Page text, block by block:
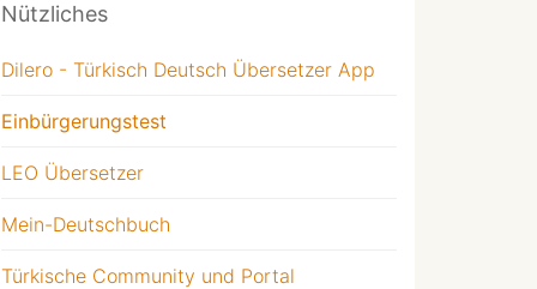
Nützliches
Dilero - Türkisch Deutsch Übersetzer App
Einbürgerungstest
LEO Übersetzer
Mein-Deutschbuch
Türkische Community und Portal